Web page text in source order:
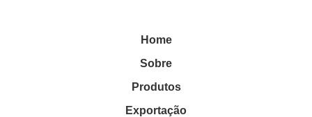
Home
Sobre
Produtos
Exportação